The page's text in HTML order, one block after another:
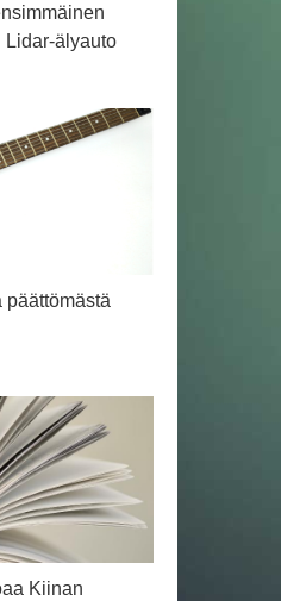
Lidar-älyauto
päättömästä
Kiinan